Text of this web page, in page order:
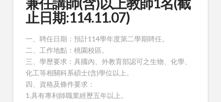
止日期:114.11.07)
一、聘任日期：預計114學年度第二學期聘任。
二、工作地點：桃園校區。
三、學歷要求：具國內、外教育部認可之生物、化學、
化工等相關科系碩士(含)學位以上。
四、資格及條件要求：
1.具有專利師職業經歷五年以上。